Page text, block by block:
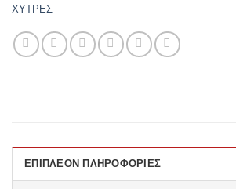
ΧΥΤΡΕΣ
ΕΠΙΠΛΈΟΝ ΠΛΗΡΟΦΟΡΊΕΣ